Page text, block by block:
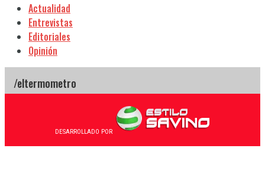
Actualidad
Entrevistas
Editoriales
Opinión
DESARROLLADO POR